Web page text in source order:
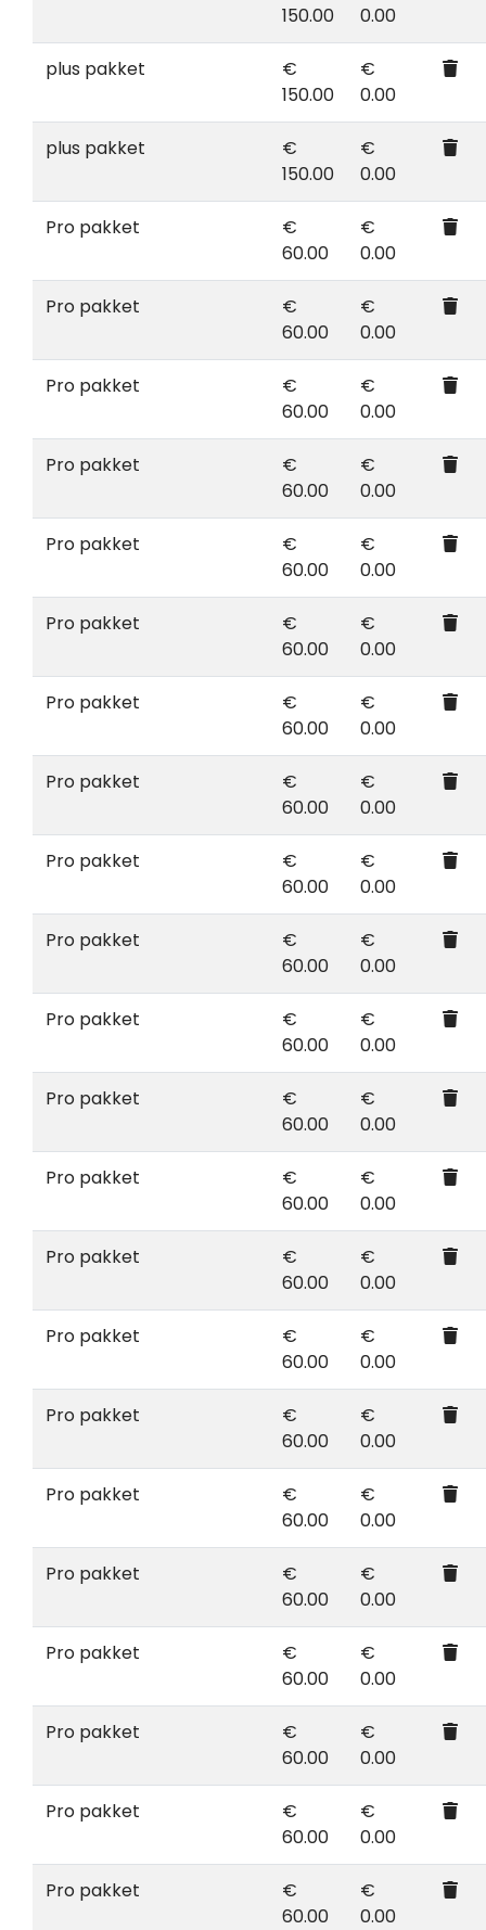
150.00
0.00
plus pakket
€
150.00
€
0.00
plus pakket
€
150.00
€
0.00
Pro pakket
€
60.00
€
0.00
Pro pakket
€
60.00
€
0.00
Pro pakket
€
60.00
€
0.00
Pro pakket
€
60.00
€
0.00
Pro pakket
€
60.00
€
0.00
Pro pakket
€
60.00
€
0.00
Pro pakket
€
60.00
€
0.00
Pro pakket
€
60.00
€
0.00
Pro pakket
€
60.00
€
0.00
Pro pakket
€
60.00
€
0.00
Pro pakket
€
60.00
€
0.00
Pro pakket
€
60.00
€
0.00
Pro pakket
€
60.00
€
0.00
Pro pakket
€
60.00
€
0.00
Pro pakket
€
60.00
€
0.00
Pro pakket
€
60.00
€
0.00
Pro pakket
€
60.00
€
0.00
Pro pakket
€
60.00
€
0.00
Pro pakket
€
60.00
€
0.00
Pro pakket
€
60.00
€
0.00
Pro pakket
€
60.00
€
0.00
Pro pakket
€
60.00
€
0.00